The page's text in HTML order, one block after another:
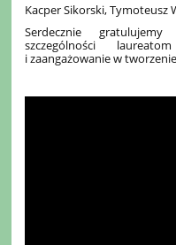
Kacper Sikorski, Tymoteusz
Serdecznie
szczególności
i zaangażowanie w